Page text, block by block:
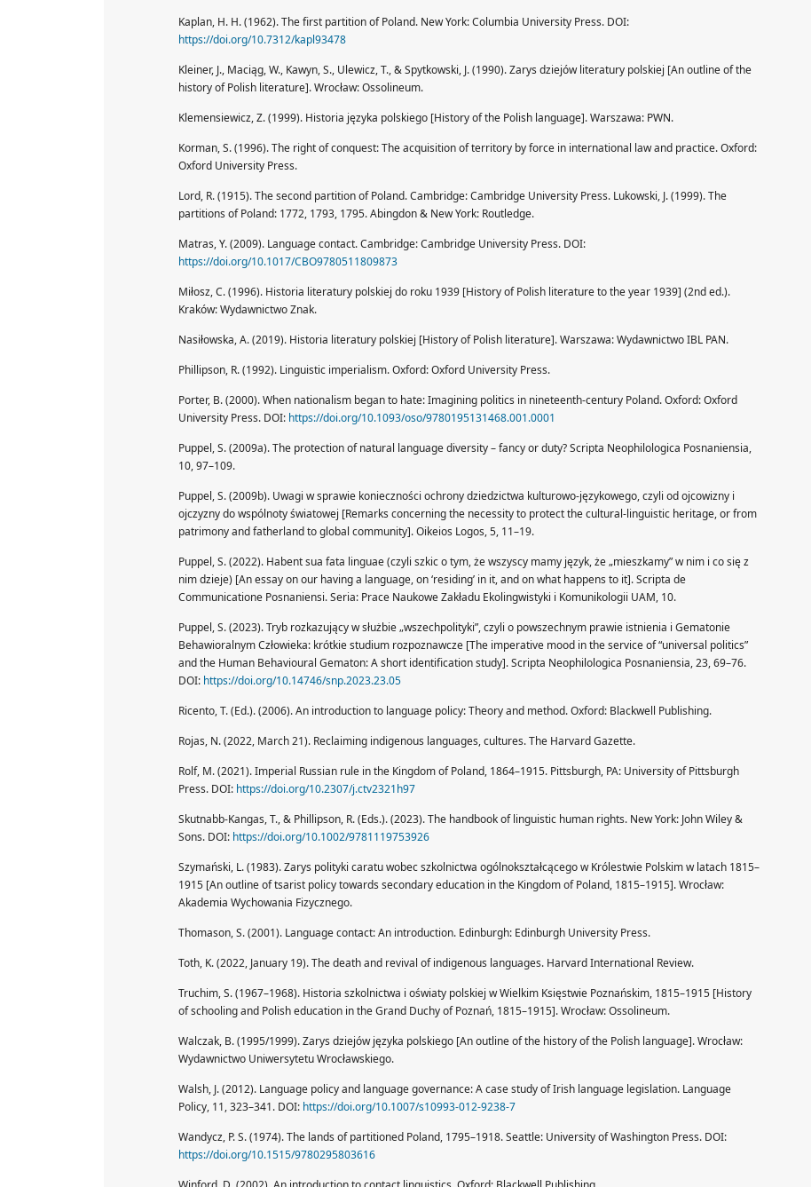
Kaplan, H. H. (1962). The first partition of Poland. New York: Columbia University Press. DOI:
https://doi.org/10.7312/kapl93478
Kleiner, J., Maciąg, W., Kawyn, S., Ulewicz, T., & Spytkowski, J. (1990). Zarys dziejów literatury polskiej [An outline of the
history of Polish literature]. Wrocław: Ossolineum.
Klemensiewicz, Z. (1999). Historia języka polskiego [History of the Polish language]. Warszawa: PWN.
Korman, S. (1996). The right of conquest: The acquisition of territory by force in international law and practice. Oxford:
Oxford University Press.
Lord, R. (1915). The second partition of Poland. Cambridge: Cambridge University Press. Lukowski, J. (1999). The
partitions of Poland: 1772, 1793, 1795. Abingdon & New York: Routledge.
Matras, Y. (2009). Language contact. Cambridge: Cambridge University Press. DOI:
https://doi.org/10.1017/CBO9780511809873
Miłosz, C. (1996). Historia literatury polskiej do roku 1939 [History of Polish literature to the year 1939] (2nd ed.).
Kraków: Wydawnictwo Znak.
Nasiłowska, A. (2019). Historia literatury polskiej [History of Polish literature]. Warszawa: Wydawnictwo IBL PAN.
Phillipson, R. (1992). Linguistic imperialism. Oxford: Oxford University Press.
Porter, B. (2000). When nationalism began to hate: Imagining politics in nineteenth-century Poland. Oxford: Oxford
University Press. DOI: https://doi.org/10.1093/oso/9780195131468.001.0001
Puppel, S. (2009a). The protection of natural language diversity – fancy or duty? Scripta Neophilologica Posnaniensia,
10, 97–109.
Puppel, S. (2009b). Uwagi w sprawie konieczności ochrony dziedzictwa kulturowo-językowego, czyli od ojcowizny i
ojczyzny do wspólnoty światowej [Remarks concerning the necessity to protect the cultural-linguistic heritage, or from
patrimony and fatherland to global community]. Oikeios Logos, 5, 11–19.
Puppel, S. (2022). Habent sua fata linguae (czyli szkic o tym, że wszyscy mamy język, że „mieszkamy” w nim i co się z
nim dzieje) [An essay on our having a language, on ‘residing’ in it, and on what happens to it]. Scripta de
Communicatione Posnaniensi. Seria: Prace Naukowe Zakładu Ekolingwistyki i Komunikologii UAM, 10.
Puppel, S. (2023). Tryb rozkazujący w służbie „wszechpolityki”, czyli o powszechnym prawie istnienia i Gematonie
Behawioralnym Człowieka: krótkie studium rozpoznawcze [The imperative mood in the service of “universal politics”
and the Human Behavioural Gematon: A short identification study]. Scripta Neophilologica Posnaniensia, 23, 69–76.
DOI: https://doi.org/10.14746/snp.2023.23.05
Ricento, T. (Ed.). (2006). An introduction to language policy: Theory and method. Oxford: Blackwell Publishing.
Rojas, N. (2022, March 21). Reclaiming indigenous languages, cultures. The Harvard Gazette.
Rolf, M. (2021). Imperial Russian rule in the Kingdom of Poland, 1864–1915. Pittsburgh, PA: University of Pittsburgh
Press. DOI: https://doi.org/10.2307/j.ctv2321h97
Skutnabb-Kangas, T., & Phillipson, R. (Eds.). (2023). The handbook of linguistic human rights. New York: John Wiley &
Sons. DOI: https://doi.org/10.1002/9781119753926
Szymański, L. (1983). Zarys polityki caratu wobec szkolnictwa ogólnokształcącego w Królestwie Polskim w latach 1815–
1915 [An outline of tsarist policy towards secondary education in the Kingdom of Poland, 1815–1915]. Wrocław:
Akademia Wychowania Fizycznego.
Thomason, S. (2001). Language contact: An introduction. Edinburgh: Edinburgh University Press.
Toth, K. (2022, January 19). The death and revival of indigenous languages. Harvard International Review.
Truchim, S. (1967–1968). Historia szkolnictwa i oświaty polskiej w Wielkim Księstwie Poznańskim, 1815–1915 [History
of schooling and Polish education in the Grand Duchy of Poznań, 1815–1915]. Wrocław: Ossolineum.
Walczak, B. (1995/1999). Zarys dziejów języka polskiego [An outline of the history of the Polish language]. Wrocław:
Wydawnictwo Uniwersytetu Wrocławskiego.
Walsh, J. (2012). Language policy and language governance: A case study of Irish language legislation. Language
Policy, 11, 323–341. DOI: https://doi.org/10.1007/s10993-012-9238-7
Wandycz, P. S. (1974). The lands of partitioned Poland, 1795–1918. Seattle: University of Washington Press. DOI:
https://doi.org/10.1515/9780295803616